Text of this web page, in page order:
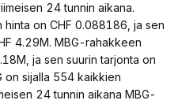
24 tunnin aikana.
on CHF 0.088186, ja sen
4.29M. MBG-rahakkeen
ja sen suurin tarjonta on
on sijalla 554 kaikkien
24 tunnin aikana MBG-